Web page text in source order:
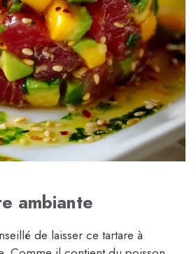
ambiante
de laisser ce tartare à